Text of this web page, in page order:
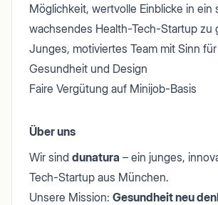
Möglichkeit, wertvolle Einblicke in ein
wachsendes Health-Tech-Startup zu
Junges, motiviertes Team mit Sinn
Gesundheit und Design
Faire Vergütung auf Minijob-Basis
Über uns
Wir sind dunatura – ein junges,
Tech-Startup aus München.
Unsere Mission: Gesundheit neu